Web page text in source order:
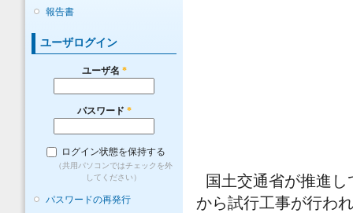
報告書
ユーザログイン
ユーザ名 *
パスワード *
ログイン状態を保持する
（共用パソコンではチェックを外
してください）
パスワードの再発行
国土交通省が推進し
から試行工事が行わ